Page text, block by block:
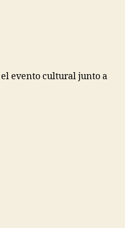
evento cultural junto a